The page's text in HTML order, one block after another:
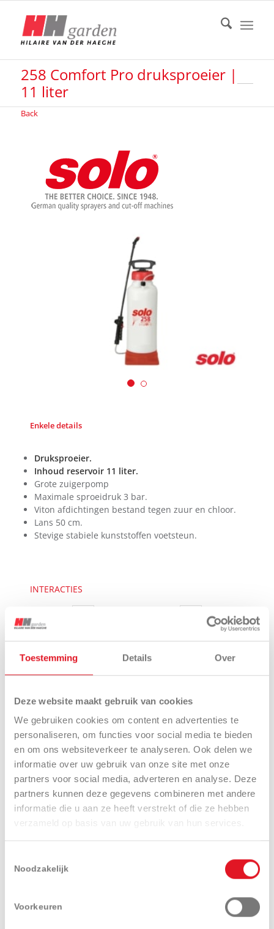
Toestemming Details Over
Deze website maakt gebruik van cookies
We gebruiken cookies om content en advertenties te
personaliseren, om functies voor social media te bieden
en om ons websiteverkeer te analyseren. Ook delen we
informatie over uw gebruik van onze site met onze
partners voor social media, adverteren en analyse. Deze
partners kunnen deze gegevens combineren met andere
informatie die u aan ze heeft verstrekt of die ze hebben
verzameld op basis van uw gebruik van hun services.
Noodzakelijk
Voorkeuren
258 Comfort Pro druksproeier |
11 liter
Back
Enkele details
Druksproeier.
Inhoud reservoir 11 liter.
Grote zuigerpomp
Maximale sproeidruk 3 bar.
Viton afdichtingen bestand tegen zuur en chloor.
Lans 50 cm.
Stevige stabiele kunststoffen voetsteun.
INTERACTIES
Een verdeler vinden Adviesaanvraag
Een model testen Catalogusaanvraag